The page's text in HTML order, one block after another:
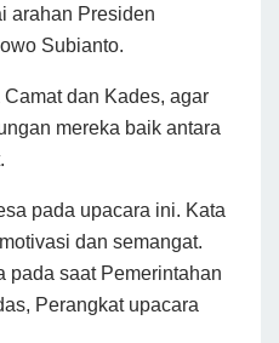
arahan Presiden
Subianto.
dan Kades, agar
mereka baik antara
pada upacara ini. Kata
dan semangat.
pada saat Pemerintahan
Perangkat upacara